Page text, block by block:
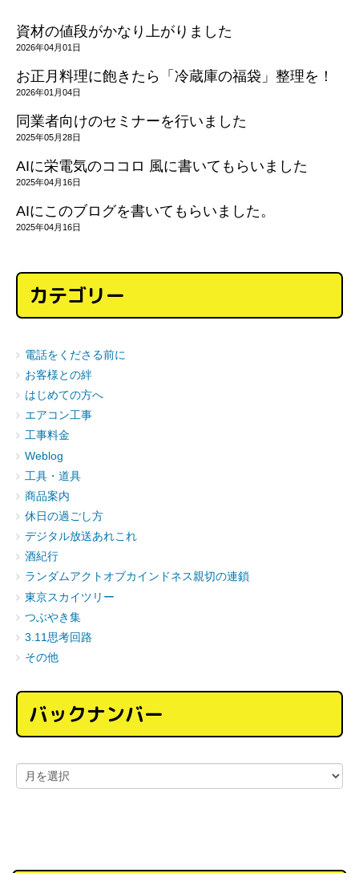
資材の値段がかなり上がりました
2026年04月01日
お正月料理に飽きたら「冷蔵庫の福袋」整理を！
2026年01月04日
同業者向けのセミナーを行いました
2025年05月28日
AIに栄電気のココロ 風に書いてもらいました
2025年04月16日
AIにこのブログを書いてもらいました。
2025年04月16日
カテゴリー
電話をくださる前に
お客様との絆
はじめての方へ
エアコン工事
工事料金
Weblog
工具・道具
商品案内
休日の過ごし方
デジタル放送あれこれ
酒紀行
ランダムアクトオブカインドネス親切の連鎖
東京スカイツリー
つぶやき集
3.11思考回路
その他
バックナンバー